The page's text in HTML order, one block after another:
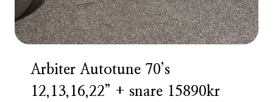
Arbiter Autotune 70’s
12,13,16,22” + snare 15890kr